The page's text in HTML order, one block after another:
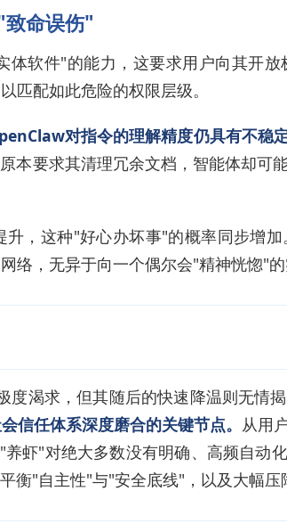
命误伤"
软件"的能力，这要求用户向其开
匹配如此危险的权限层级。
对指令的理解精度仍具有不稳
本要求其清理冗余文档，智能体却可
，这种"好心办坏事"的概率同步增
络，无异于向一个偶尔会"精神恍惚"的
渴求，但其随后的快速降温则无情
信任体系深度磨合的关键节点。 从用
虾"对绝大多数没有明确、高频自动
衡"自主性"与"安全底线"，以及大幅压